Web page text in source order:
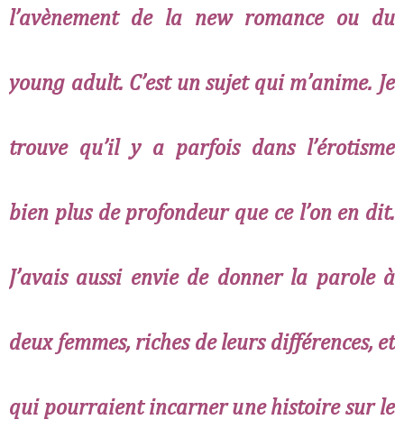
l’avènement de la new romance ou du
young adult. C’est un sujet qui m’anime. Je
trouve qu’il y a parfois dans l’érotisme
bien plus de profondeur que ce l’on en dit.
J’avais aussi envie de donner la parole à
deux femmes, riches de leurs différences, et
qui pourraient incarner une histoire sur le